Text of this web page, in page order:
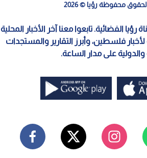
محفوظة رؤيا © 2026
رؤيا الفضائية. تابعوا معنا آخر الأخبار المحلية
فلسطين، وأبرز التقارير والمستجدات
والدولية على مدار الساعة.